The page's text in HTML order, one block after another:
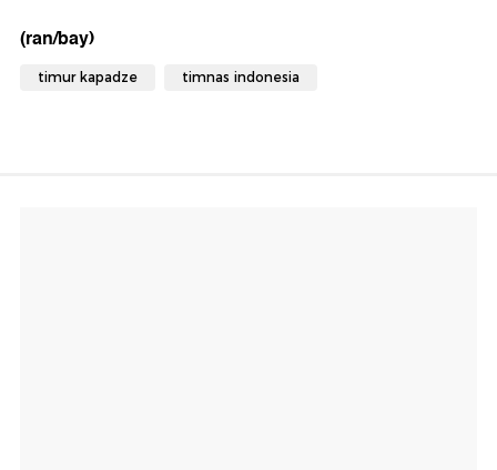
(ran/bay)
timur kapadze timnas indonesia